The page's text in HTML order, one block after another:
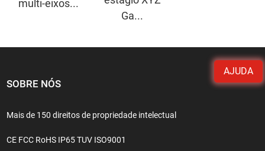
AJUDA
multi-eixos...
Ga...
SOBRE NÓS
Mais de 150 direitos de propriedade intelectual
CE FCC RoHS IP65 TUV ISO9001